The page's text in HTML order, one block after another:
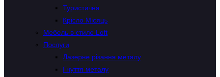
Туристична
Крісло Місяць
Мебель в стиле Loft
Послуги
Лазерне різання металу
Гнуття металу